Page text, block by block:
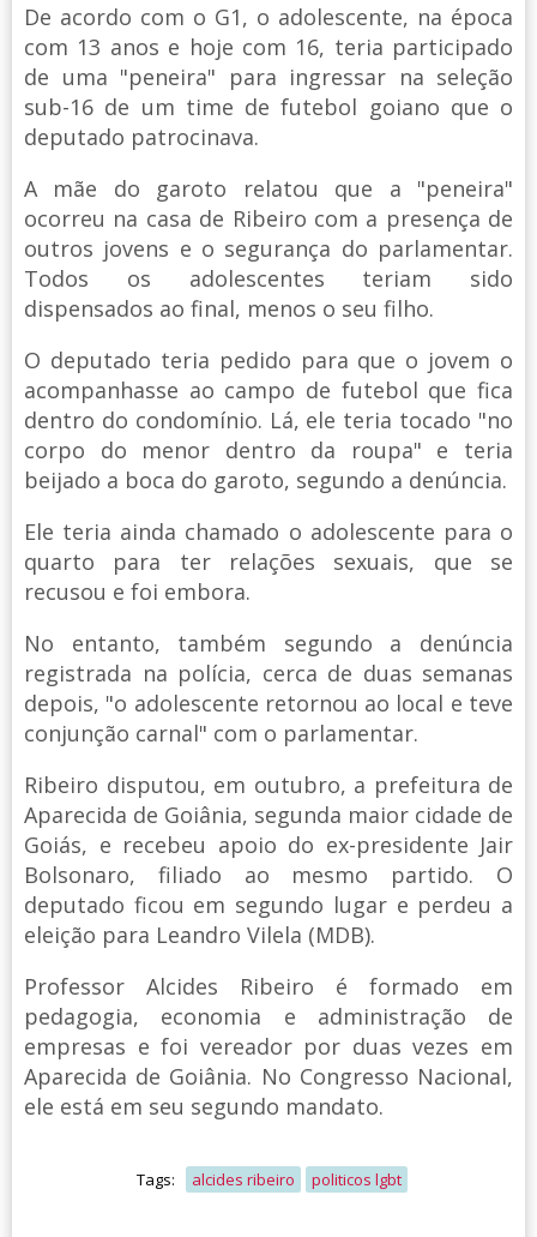
De acordo com o G1, o adolescente, na época
com 13 anos e hoje com 16, teria participado
de uma "peneira" para ingressar na seleção
sub-16 de um time de futebol goiano que o
deputado patrocinava.
A mãe do garoto relatou que a "peneira"
ocorreu na casa de Ribeiro com a presença de
outros jovens e o segurança do parlamentar.
Todos os adolescentes teriam sido
dispensados ao final, menos o seu filho.
O deputado teria pedido para que o jovem o
acompanhasse ao campo de futebol que fica
dentro do condomínio. Lá, ele teria tocado "no
corpo do menor dentro da roupa" e teria
beijado a boca do garoto, segundo a denúncia.
Ele teria ainda chamado o adolescente para o
quarto para ter relações sexuais, que se
recusou e foi embora.
No entanto, também segundo a denúncia
registrada na polícia, cerca de duas semanas
depois, "o adolescente retornou ao local e teve
conjunção carnal" com o parlamentar.
Ribeiro disputou, em outubro, a prefeitura de
Aparecida de Goiânia, segunda maior cidade de
Goiás, e recebeu apoio do ex-presidente Jair
Bolsonaro, filiado ao mesmo partido. O
deputado ficou em segundo lugar e perdeu a
eleição para Leandro Vilela (MDB).
Professor Alcides Ribeiro é formado em
pedagogia, economia e administração de
empresas e foi vereador por duas vezes em
Aparecida de Goiânia. No Congresso Nacional,
ele está em seu segundo mandato.
Tags: alcides ribeiro politicos lgbt